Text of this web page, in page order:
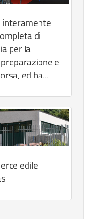
interamente
di
per la
e
ed ha...
edile